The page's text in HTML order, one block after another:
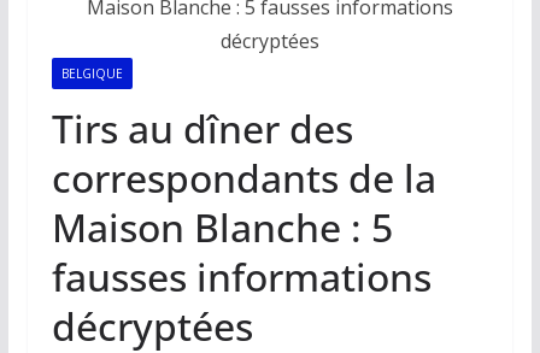
BELGIQUE
Tirs au dîner des
correspondants de la
Maison Blanche : 5
fausses informations
décryptées